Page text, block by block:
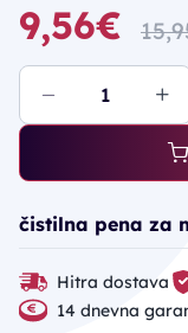
9,56€
čistilna pena za
Hitra dostava
14 dnevna